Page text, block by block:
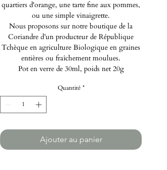
quartiers d'orange, une tarte fine aux pommes,
ou une simple vinaigrette.
Nous proposons sur notre boutique de la
Coriandre d’un producteur de République
Tchèque en agriculture Biologique en graines
entières ou fraîchement moulues.
Pot en verre de 30ml, poids net 20g
Quantité *
Ajouter au panier